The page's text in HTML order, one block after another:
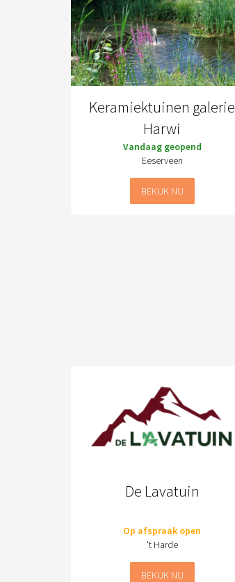
Keramiektuinen galerie
Harwi
Vandaag geopend
Eeserveen
BEKIJK NU
De Lavatuin
Op afspraak open
't Harde
BEKIJK NU